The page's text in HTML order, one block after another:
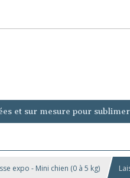
et sur mesure pour
expo - Mini chien (0 à 5 kg)